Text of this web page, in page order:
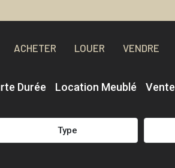
ACHETER LOUER VENDRE
Durée Location Meublé Vente
Type